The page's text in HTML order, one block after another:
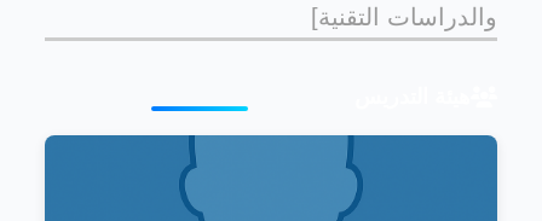
والدراسات التقنية]